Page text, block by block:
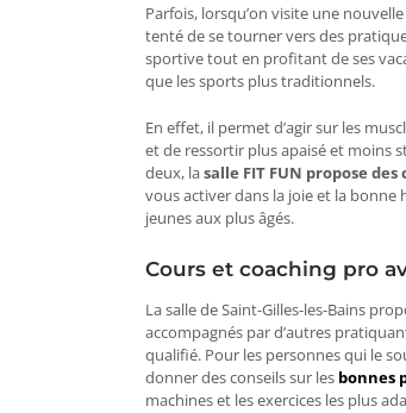
Parfois, lorsqu’on visite une
tenté de se tourner vers des
sportive tout en profitant de ses
que les sports plus traditionnels.
En effet, il permet d’agir sur les
et de ressortir plus apaisé et moins
deux, lasalle FIT FUN propose des
vous activer dans la joie et la bonne
jeunes aux plus âgés.
Cours et coaching pro
La salle de Saint-Gilles-les-Bains
accompagnés par d’autres
qualifié. Pour les personnes qui le
donner des conseils sur les bonnes
machines et les exercices les plus